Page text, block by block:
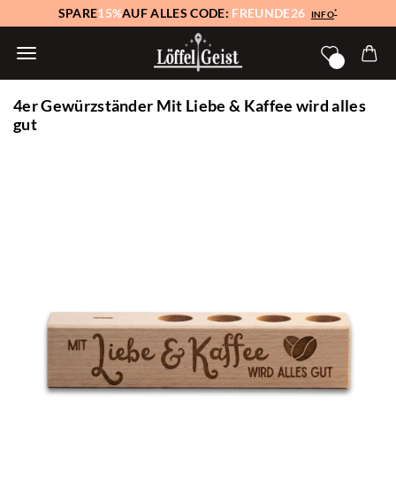
SPARE15%AUF ALLES CODE: FREUNDE26 INFO*
4er Gewürzständer Mit Liebe & Kaffee wird alles
gut